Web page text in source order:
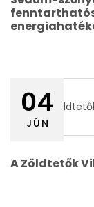
04
JÚN
A Zöldtetők